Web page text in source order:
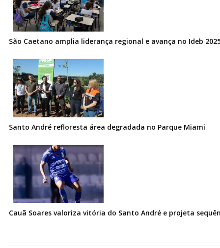
São Caetano amplia liderança regional e avança no Ideb
Santo André refloresta área degradada no Parque Miami
Cauã Soares valoriza vitória do Santo André e projeta